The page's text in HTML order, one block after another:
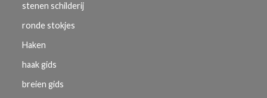
stenen schilderij
ronde stokjes
Haken
haak gids
breien gids